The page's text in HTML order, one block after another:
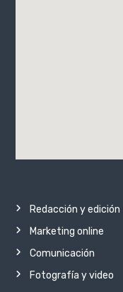
Redacción y edición
Marketing online
Comunicación
Fotografía y video